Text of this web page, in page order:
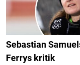
Sebastian
Ferrys kritik